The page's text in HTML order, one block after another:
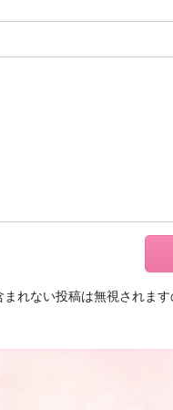
まれない投稿は無視されま